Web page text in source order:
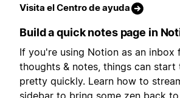
Visita el Centro de ayuda
Build a quick notes page in
If you're using Notion as an inbox
thoughts & notes, things can
pretty quickly. Learn how to